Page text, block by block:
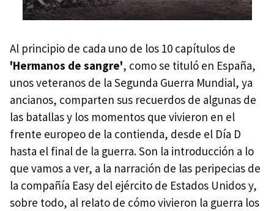
Al principio de cada uno de los 10 capítulos de
'Hermanos de sangre', como se tituló en España,
unos veteranos de la Segunda Guerra Mundial, ya
ancianos, comparten sus recuerdos de algunas de
las batallas y los momentos que vivieron en el
frente europeo de la contienda, desde el Día D
hasta el final de la guerra. Son la introducción a lo
que vamos a ver, a la narración de las peripecias de
la compañía Easy del ejército de Estados Unidos y,
sobre todo, al relato de cómo vivieron la guerra los